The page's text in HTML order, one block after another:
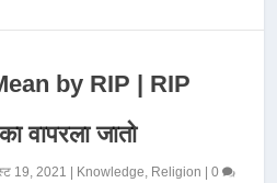
by RIP | RIP
वापरला जातो
19, 2021 Knowledge, Religion |0